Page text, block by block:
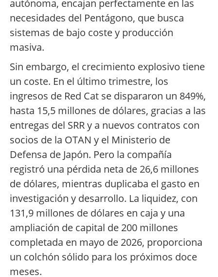
autónoma, encajan perfectamente en las
necesidades del Pentágono, que busca
sistemas de bajo coste y producción
masiva.
Sin embargo, el crecimiento explosivo tiene
un coste. En el último trimestre, los
ingresos de Red Cat se dispararon un 849%,
hasta 15,5 millones de dólares, gracias a las
entregas del SRR y a nuevos contratos con
socios de la OTAN y el Ministerio de
Defensa de Japón. Pero la compañía
registró una pérdida neta de 26,6 millones
de dólares, mientras duplicaba el gasto en
investigación y desarrollo. La liquidez, con
131,9 millones de dólares en caja y una
ampliación de capital de 200 millones
completada en mayo de 2026, proporciona
un colchón sólido para los próximos doce
meses.